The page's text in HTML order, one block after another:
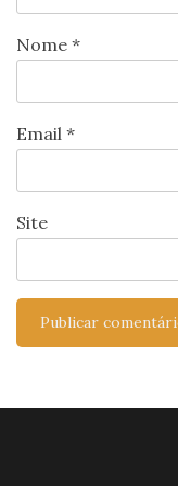
Nome *
Email *
Site